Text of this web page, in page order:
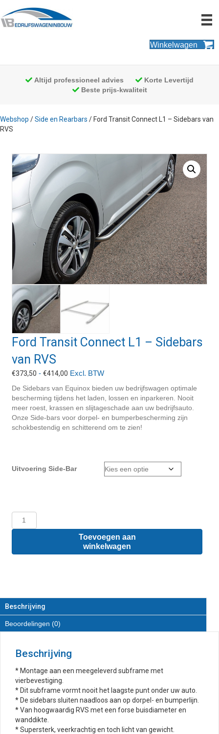
Winkelwagen
Altijd professioneel advies
Korte Levertijd
Beste prijs-kwaliteit
Webshop /Side en Rearbars / Ford Transit Connect L1 – Sidebars van
RVS
Ford Transit Connect L1 – Sidebars
van RVS
€373,50 - €414,00 Prijsklasse:
tot
€414,00
Excl. BTW
De Sidebars van Equinox bieden uw bedrijfswagen optimale
bescherming tijdens het laden, lossen en inparkeren. Nooit
meer roest, krassen en slijtageschade aan uw bedrijfsauto.
Onze Side-bars voor dorpel- en bumperbescherming zijn
schokbestendig en schitterend om te zien!
Uitvoering Side-Bar
Ford
Transit
-
Toevoegen aan
winkelwagen
Beschrijving
Beoordelingen (0)
Beschrijving
* Montage aan een meegeleverd subframe met
vierbevestiging.
* Dit subframe vormt nooit het laagste punt onder uw auto.
* De sidebars sluiten naadloos aan op dorpel- en bumperlijn.
* Van hoogwaardig RVS met een forse buisdiameter en
wanddikte.
* Supersterk, veerkrachtig en toch licht van gewicht.